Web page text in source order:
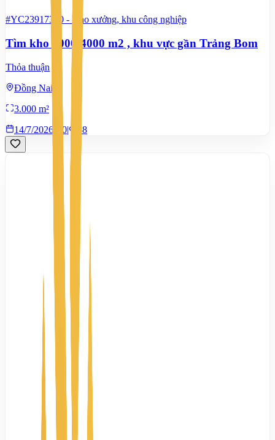
#YC23917300 - Kho xưởng, khu công nghiệp
Tìm kho 3000-4000 m2 , khu vực gần Trảng Bom
Thỏa thuận
Đồng Nai
3.000 m²
14/7/2026
0| 88